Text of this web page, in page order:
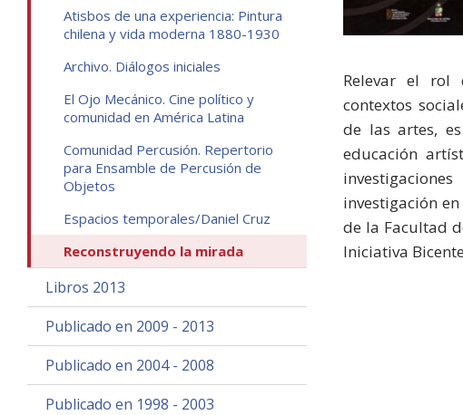
Atisbos de una experiencia: Pintura
chilena y vida moderna 1880-1930
Archivo. Diálogos iniciales
El Ojo Mecánico. Cine político y
comunidad en América Latina
Comunidad Percusión. Repertorio
para Ensamble de Percusión de
Objetos
Espacios temporales/Daniel Cruz
Reconstruyendo la mirada
Libros 2013
Publicado en 2009 - 2013
Publicado en 2004 - 2008
Publicado en 1998 - 2003
Relevar el rol
contextos
de las artes,
educación
investigación
de la Facultad
Iniciativa